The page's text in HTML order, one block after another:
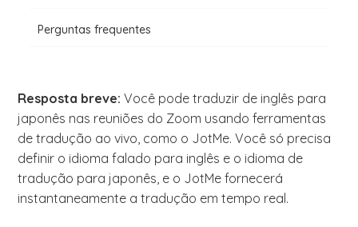
Perguntas frequentes
Resposta breve:Você pode traduzir de inglês para
japonês nas reuniões do Zoom usando ferramentas
de tradução ao vivo, como o JotMe. Você só precisa
definir o idioma falado para inglês e o idioma de
tradução para japonês, e o JotMe fornecerá
instantaneamente a tradução em tempo real.